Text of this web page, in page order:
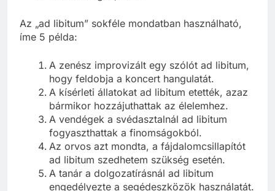
Az „ad libitum” sokféle mondatban használható,
A zenész improvizált egy szólót ad libitum,
hogy feldobja a koncert hangulatát.
A kísérleti állatokat ad libitum etették, azaz
bármikor hozzájuthattak az élelemhez.
A vendégek a svédasztalnál ad libitum
fogyaszthattak a finomságokból.
Az orvos azt mondta, a fájdalomcsillapítót
ad libitum szedhetem szükség esetén.
A tanár a dolgozatírásnál ad libitum